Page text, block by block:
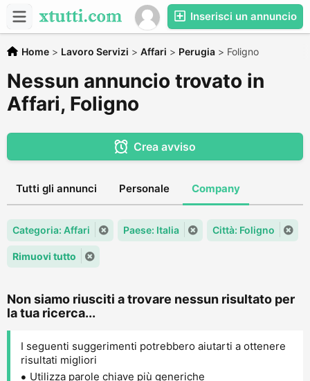
Inserisci un annuncio
Home > Lavoro Servizi > Affari > Perugia > Foligno
Nessun annuncio trovato in
Affari, Foligno
Crea avviso
Tutti gli annunci Personale Company
Categoria: Affari Paese: Italia Città: Foligno
Rimuovi tutto
Non siamo riusciti a trovare nessun risultato per
la tua ricerca...
I seguenti suggerimenti potrebbero aiutarti a ottenere
risultati migliori
Utilizza parole chiave più generiche